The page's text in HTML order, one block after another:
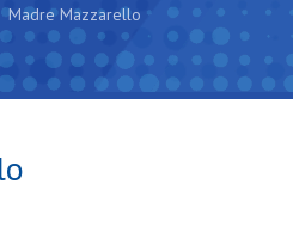
Madre Mazzarello